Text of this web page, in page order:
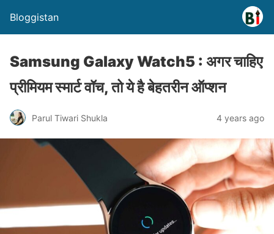
Bloggistan
Samsung Galaxy Watch5 : अगर चाहिए
प्रीमियम स्मार्ट वॉच, तो ये है बेहतरीन ऑप्शन
Parul Tiwari Shukla 4 years ago